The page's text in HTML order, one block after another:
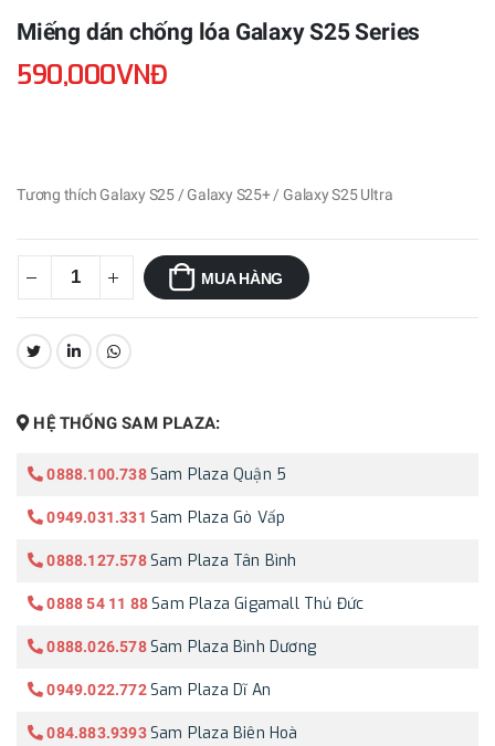
Miếng dán chống lóa Galaxy S25 Series
590,000VNĐ
Tương thích Galaxy S25 / Galaxy S25+ / Galaxy S25 Ultra
MUA HÀNG
CHIA SẺ:
HỆ THỐNG SAM PLAZA:
0888.100.738 Sam Plaza Quận 5
0949.031.331 Sam Plaza Gò Vấp
0888.127.578 Sam Plaza Tân Bình
0888 54 11 88 Sam Plaza Gigamall Thủ Đức
0888.026.578 Sam Plaza Bình Dương
0949.022.772 Sam Plaza Dĩ An
084.883.9393 Sam Plaza Biên Hoà